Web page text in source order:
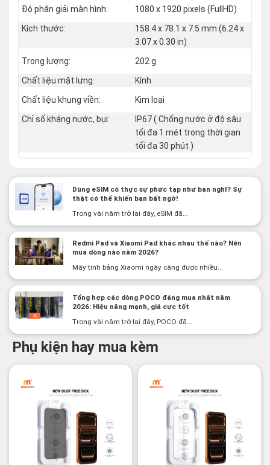
Độ phân giải màn hình:
1080 x 1920 pixels (FullHD)
Kích thước:
158.4 x 78.1 x 7.5 mm (6.24 x
3.07 x 0.30 in)
Trọng lượng:
202 g
Chất liệu mặt lưng:
Kính
Chất liệu khung viền:
Kim loại
Chỉ số kháng nước, bụi:
IP67 ( Chống nước ở độ sâu
tối đa 1 mét trong thời gian
tối đa 30 phút )
Dùng eSIM có thực sự phức tạp như bạn nghĩ? Sự
thật có thể khiến bạn bất ngờ!
Trong vài năm trở lại đây, eSIM đã...
Redmi Pad và Xiaomi Pad khác nhau thế nào? Nên
mua dòng nào năm 2026?
Máy tính bảng Xiaomi ngày càng được nhiều...
Tổng hợp các dòng POCO đáng mua nhất năm
2026: Hiệu năng mạnh, giá cực tốt
Trong vài năm trở lại đây, POCO đã...
Phụ kiện hay mua kèm